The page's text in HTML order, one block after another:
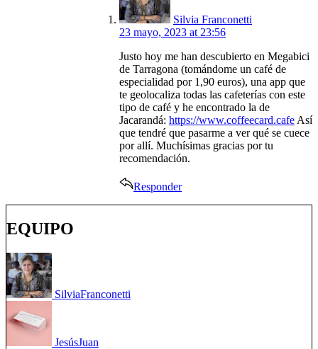
Silvia Franconetti
23 mayo, 2023 at 23:56
Justo hoy me han descubierto en Megabici
de Tarragona (tomándome un café de
especialidad por 1,90 euros), una app que
te geolocaliza todas las cafeterías con este
tipo de café y he encontrado la de
Jacarandá: https://www.coffeecard.cafe Así
que tendré que pasarme a ver qué se cuece
por allí. Muchísimas gracias por tu
recomendación.
Responder
EQUIPO
SilviaFranconetti
JesúsJuan